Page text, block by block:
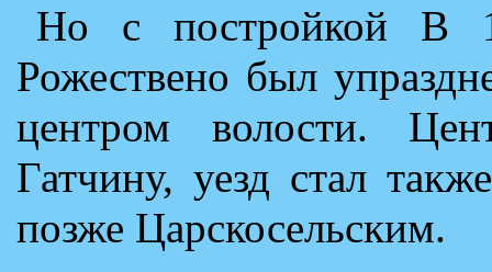
Но с постройкой В
Рожествено был
центром волости.
Гатчину, уезд стал
позже Царскосельским.